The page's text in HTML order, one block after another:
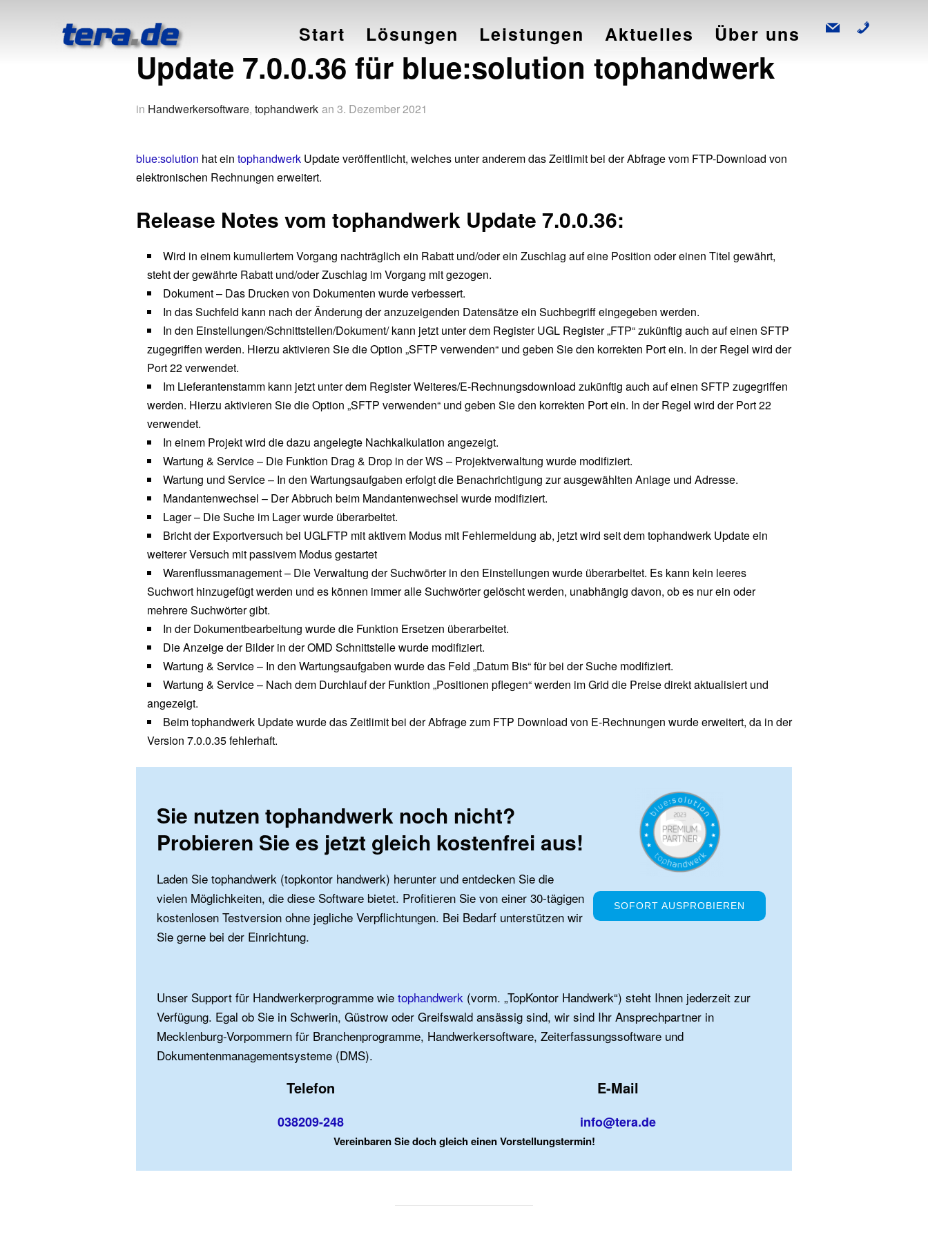
mail phone
Start Lösungen Leistungen Aktuelles Über uns
Update 7.0.0.36 für blue:solution tophandwerk
in Handwerkersoftware, tophandwerk an 3. Dezember 2021
blue:solution hat ein tophandwerk Update veröffentlicht, welches unter anderem das Zeitlimit bei der Abfrage vom FTP-Download von
elektronischen Rechnungen erweitert.
Release Notes vom tophandwerk Update 7.0.0.36:
Wird in einem kumuliertem Vorgang nachträglich ein Rabatt und/oder ein Zuschlag auf eine Position oder einen Titel gewährt,
steht der gewährte Rabatt und/oder Zuschlag im Vorgang mit gezogen.
Dokument – Das Drucken von Dokumenten wurde verbessert.
In das Suchfeld kann nach der Änderung der anzuzeigenden Datensätze ein Suchbegriff eingegeben werden.
In den Einstellungen/Schnittstellen/Dokument/ kann jetzt unter dem Register UGL Register „FTP“ zukünftig auch auf einen SFTP
zugegriffen werden. Hierzu aktivieren Sie die Option „SFTP verwenden“ und geben Sie den korrekten Port ein. In der Regel wird der
Port 22 verwendet.
Im Lieferantenstamm kann jetzt unter dem Register Weiteres/E-Rechnungsdownload zukünftig auch auf einen SFTP zugegriffen
werden. Hierzu aktivieren Sie die Option „SFTP verwenden“ und geben Sie den korrekten Port ein. In der Regel wird der Port 22
verwendet.
In einem Projekt wird die dazu angelegte Nachkalkulation angezeigt.
Wartung & Service – Die Funktion Drag & Drop in der WS – Projektverwaltung wurde modifiziert.
Wartung und Service – In den Wartungsaufgaben erfolgt die Benachrichtigung zur ausgewählten Anlage und Adresse.
Mandantenwechsel – Der Abbruch beim Mandantenwechsel wurde modifiziert.
Lager – Die Suche im Lager wurde überarbeitet.
Bricht der Exportversuch bei UGLFTP mit aktivem Modus mit Fehlermeldung ab, jetzt wird seit dem tophandwerk Update ein
weiterer Versuch mit passivem Modus gestartet
Warenflussmanagement – Die Verwaltung der Suchwörter in den Einstellungen wurde überarbeitet. Es kann kein leeres
Suchwort hinzugefügt werden und es können immer alle Suchwörter gelöscht werden, unabhängig davon, ob es nur ein oder
mehrere Suchwörter gibt.
In der Dokumentbearbeitung wurde die Funktion Ersetzen überarbeitet.
Die Anzeige der Bilder in der OMD Schnittstelle wurde modifiziert.
Wartung & Service – In den Wartungsaufgaben wurde das Feld „Datum Bis“ für bei der Suche modifiziert.
Wartung & Service – Nach dem Durchlauf der Funktion „Positionen pflegen“ werden im Grid die Preise direkt aktualisiert und
angezeigt.
Beim tophandwerk Update wurde das Zeitlimit bei der Abfrage zum FTP Download von E-Rechnungen wurde erweitert, da in der
Version 7.0.0.35 fehlerhaft.
Sie nutzen tophandwerk noch nicht?
Probieren Sie es jetzt gleich kostenfrei aus!
Laden Sie tophandwerk (topkontor handwerk) herunter und entdecken Sie die
vielen Möglichkeiten, die diese Software bietet. Profitieren Sie von einer 30-tägigen
kostenlosen Testversion ohne jegliche Verpflichtungen. Bei Bedarf unterstützen wir
Sie gerne bei der Einrichtung.
SOFORT AUSPROBIEREN
Unser Support für Handwerkerprogramme wie tophandwerk (vorm. „TopKontor Handwerk“) steht Ihnen jederzeit zur
Verfügung. Egal ob Sie in Schwerin, Güstrow oder Greifswald ansässig sind, wir sind Ihr Ansprechpartner in
Mecklenburg-Vorpommern für Branchenprogramme, Handwerkersoftware, Zeiterfassungssoftware und
Dokumentenmanagementsysteme (DMS).
Telefon
038209-248
E-Mail
info@tera.de
Vereinbaren Sie doch gleich einen Vorstellungstermin!